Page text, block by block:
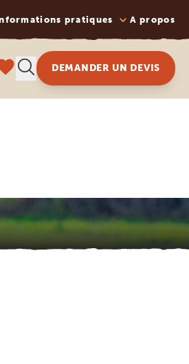
pratiques A propos
DEMANDER UN DEVIS